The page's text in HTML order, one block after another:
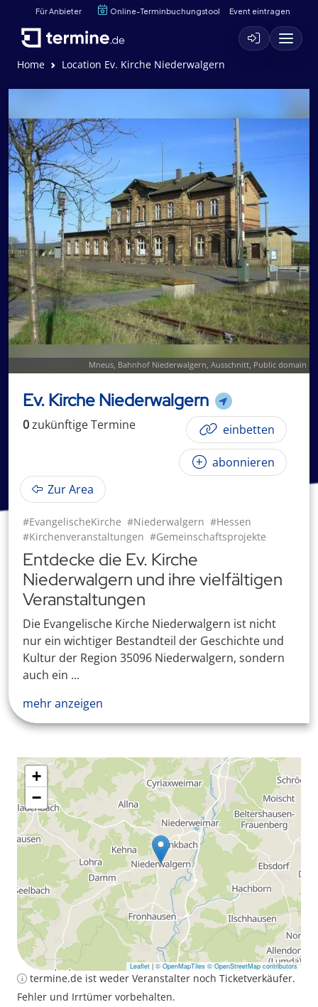
Für Anbieter Online-Terminbuchungstool Event eintragen
Home Location Ev. Kirche Niederwalgern
Mneus, Bahnhof Niederwalgern, Ausschnitt, Public domain
Ev. Kirche Niederwalgern
0zukünftigeTermine einbetten
abonnieren
Zur Area
#EvangelischeKirche #Niederwalgern #Hessen
#Kirchenveranstaltungen #Gemeinschaftsprojekte
Entdecke die Ev. Kirche
Niederwalgern und ihre vielfältigen
Veranstaltungen
Die Evangelische Kirche Niederwalgern ist nicht
nur ein wichtiger Bestandteil der Geschichte und
Kultur der Region 35096 Niederwalgern, sondern
auch ein ...
mehr anzeigen
+
−
Leaflet | © OpenMapTiles © OpenStreetMap contributors
termine.de ist weder Veranstalter noch Ticketverkäufer.
Fehler und Irrtümer vorbehalten.